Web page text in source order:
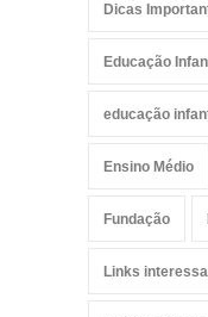
Dicas
Educação
educação
Ensino Médio
Fundação
Links